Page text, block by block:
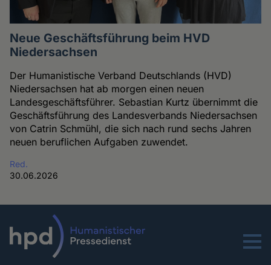
Neue Geschäftsführung beim HVD
Niedersachsen
Der Humanistische Verband Deutschlands (HVD)
Niedersachsen hat ab morgen einen neuen
Landesgeschäftsführer. Sebastian Kurtz übernimmt die
Geschäftsführung des Landesverbands Niedersachsen
von Catrin Schmühl, die sich nach rund sechs Jahren
neuen beruflichen Aufgaben zuwendet.
Red.
30.06.2026
Menu